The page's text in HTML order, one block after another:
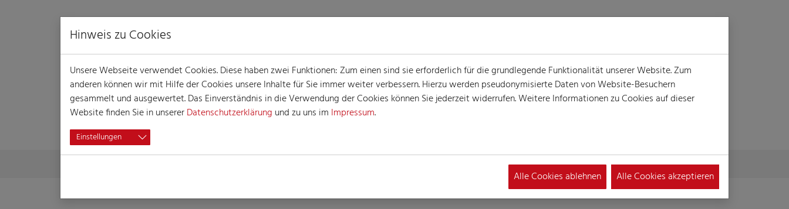
LOGIN
Skip to main contentYou are here:
Hinweis zu Cookies
Unsere Webseite verwendet Cookies. Diese haben zwei Funktionen: Zum einen sind sie erforderlich für die grundlegende Funktionalität unserer Website. Zum
anderen können wir mit Hilfe der Cookies unsere Inhalte für Sie immer weiter verbessern. Hierzu werden pseudonymisierte Daten von Website-Besuchern
gesammelt und ausgewertet. Das Einverständnis in die Verwendung der Cookies können Sie jederzeit widerrufen. Weitere Informationen zu Cookies auf dieser
Website finden Sie in unsererDatenschutzerklärung und zu uns im Impressum.
Einstellungen
Alle Cookies ablehnen Alle Cookies akzeptieren